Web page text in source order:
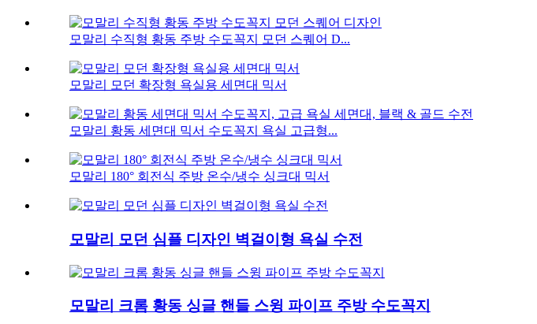
모말리 수직형 황동 주방 수도꼭지 모던 스퀘어 D...
모말리 모던 확장형 욕실용 세면대 믹서
모말리 황동 세면대 믹서 수도꼭지 욕실 고급형...
모말리 180° 회전식 주방 온수/냉수 싱크대 믹서
모말리 모던 심플 디자인 벽걸이형 욕실 수전
모말리 크롬 황동 싱글 핸들 스윙 파이프 주방 수도꼭지